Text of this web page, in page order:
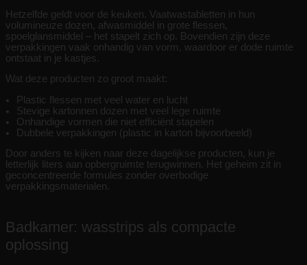
Hetzelfde geldt voor de keuken. Vaatwastabletten in hun
volumineuze dozen, afwasmiddel in grote flessen,
spoelglansmiddel – het stapelt zich op. Bovendien zijn deze
verpakkingen vaak onhandig van vorm, waardoor er dode ruimte
ontstaat in je kastjes.
Wat deze producten zo groot maakt:
Plastic flessen met veel water en lucht
Stevige kartonnen dozen met veel lege ruimte
Onhandige vormen die niet efficiënt stapelen
Dubbele verpakkingen (plastic in karton bijvoorbeeld)
Door anders te kijken naar deze dagelijkse producten, kun je
letterlijk liters aan opbergruimte terugwinnen. Het geheim zit in
geconcentreerde formules zonder overbodige
verpakkingsmaterialen.
Badkamer: wasstrips als compacte
oplossing